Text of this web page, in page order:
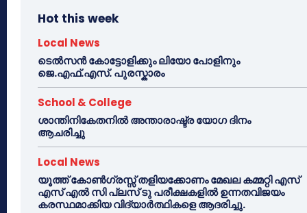
Hot this week
Local News
ടെൽസൻ കോട്ടോളിക്കും ലിയോ പോളിനും
ജെ.എഫ്.എസ്. പുരസ്കാരം
School & College
ശാന്തിനികേതനിൽ അന്താരാഷ്ട്ര യോഗ ദിനം
ആചരിച്ചു
Local News
യൂത്ത് കോൺഗ്രസ്സ് തളിയക്കോണം മേഖല കമ്മറ്റി എസ്
എസ് എൽ സി പ്ലസ് ടു പരീക്ഷകളിൽ ഉന്നതവിജയം
കരസ്ഥമാക്കിയ വിദ്യാർത്ഥികളെ ആദരിച്ചു.